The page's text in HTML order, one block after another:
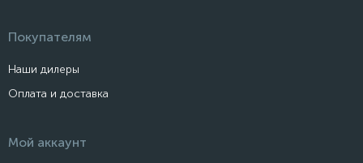
Покупателям
Наши дилеры
Оплата и доставка
Мой аккаунт